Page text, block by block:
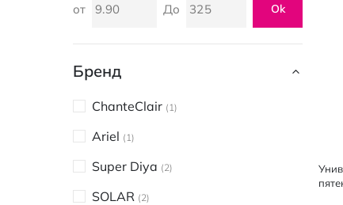
от До Ok
Бренд
ChanteClair 1
Ariel 1
Super Diya 2
SOLAR 2